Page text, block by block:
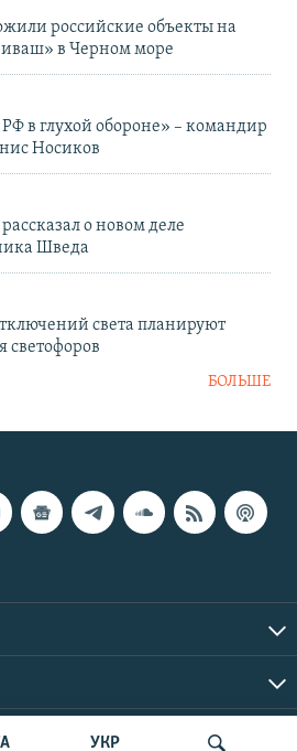
УКР
российские объекты на
в Черном море
в глухой обороне» – командир
Носиков
о новом деле
Шведа
света планируют
светофоров
БОЛЬШЕ
2026 | Все права защищены.